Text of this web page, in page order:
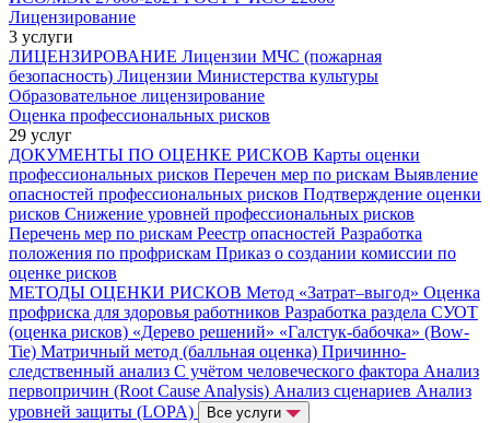
Лицензирование
3 услуги
ЛИЦЕНЗИРОВАНИЕ Лицензии МЧС (пожарная
безопасность) Лицензии Министерства культуры
Образовательное лицензирование
Оценка профессиональных рисков
29 услуг
ДОКУМЕНТЫ ПО ОЦЕНКЕ РИСКОВ Карты оценки
профессиональных рисков Перечен мер по рискам Выявление
опасностей профессиональных рисков Подтверждение оценки
рисков Снижение уровней профессиональных рисков
Перечень мер по рискам Реестр опасностей Разработка
положения по профрискам Приказ о создании комиссии по
оценке рисков
МЕТОДЫ ОЦЕНКИ РИСКОВ Метод «Затрат–выгод» Оценка
профриска для здоровья работников Разработка раздела СУОТ
(оценка рисков) «Дерево решений» «Галстук-бабочка» (Bow-
Tie) Матричный метод (балльная оценка) Причинно-
следственный анализ С учётом человеческого фактора Анализ
первопричин (Root Cause Analysis) Анализ сценариев Анализ
уровней защиты (LOPA)
Все услуги